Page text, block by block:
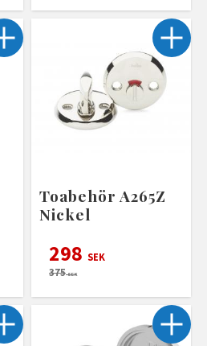
Toabehör A265Z
Nickel
298 SEK
375SEK